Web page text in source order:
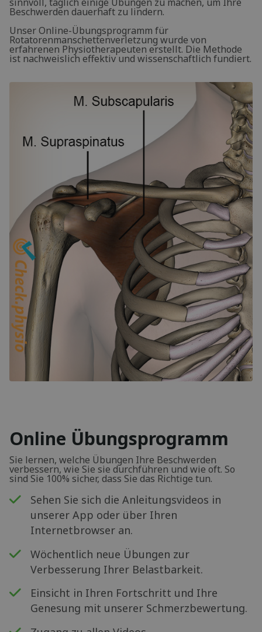
Beschwerden dauerhaft zu lindern.
Unser Online-Übungsprogramm für
Rotatorenmanschettenverletzung wurde von
erfahrenen Physiotherapeuten erstellt. Die Methode
ist nachweislich effektiv und wissenschaftlich fundiert.
Online Übungsprogramm
Sie lernen, welche Übungen Ihre Beschwerden
verbessern, wie Sie sie durchführen und wie oft. So
sind Sie 100% sicher, dass Sie das Richtige tun.
Sehen Sie sich die Anleitungsvideos in
unserer App oder über Ihren
Internetbrowser an.
Wöchentlich neue Übungen zur
Verbesserung Ihrer Belastbarkeit.
Einsicht in Ihren Fortschritt und Ihre
Genesung mit unserer Schmerzbewertung.